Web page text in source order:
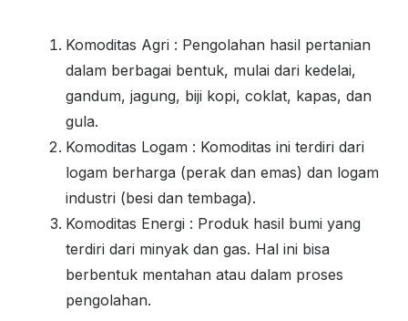
Komoditas Agri : Pengolahan hasil pertanian
dalam berbagai bentuk, mulai dari kedelai,
gandum, jagung, biji kopi, coklat, kapas, dan
gula.
Komoditas Logam : Komoditas ini terdiri dari
logam berharga (perak dan emas) dan logam
industri (besi dan tembaga).
Komoditas Energi : Produk hasil bumi yang
terdiri dari minyak dan gas. Hal ini bisa
berbentuk mentahan atau dalam proses
pengolahan.